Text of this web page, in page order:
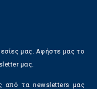
μας. Αφήστε μας το
μας.
από τα newsletters μας